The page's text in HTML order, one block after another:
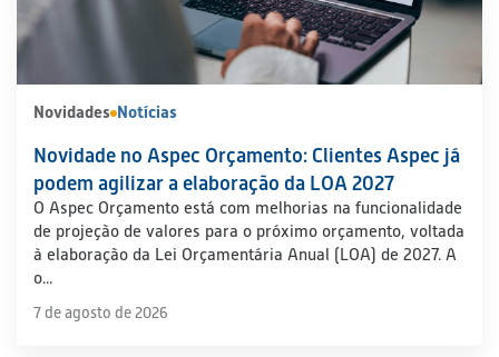
Novidades Notícias
Novidade no Aspec Orçamento: Clientes Aspec já
podem agilizar a elaboração da LOA 2027
O Aspec Orçamento está com melhorias na funcionalidade
de projeção de valores para o próximo orçamento, voltada
à elaboração da Lei Orçamentária Anual (LOA) de 2027. A
o...
7 de agosto de 2026